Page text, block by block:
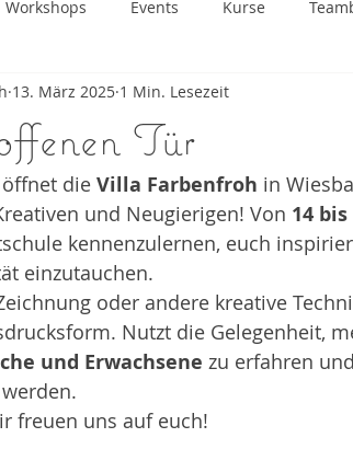
Workshops Events Kurse
Tür
13. März 2025 1 Min. Lesezeit
öffnet die Villa Farbenfroh in
und Neugierigen! Von 14
kennenzulernen, euch
einzutauchen.
oder andere kreative
Nutzt die Gelegenheit,
und Erwachsene zu erfahren
freuen uns auf euch!